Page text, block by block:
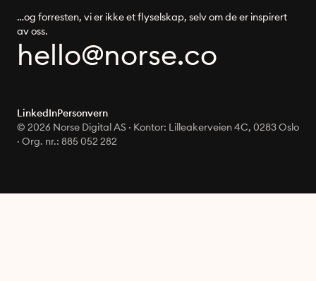
…og forresten, vi er ikke et flyselskap, selv om de er inspirert
av oss.
oc.esron@olleh
© 2026 Norse Digital AS · Kontor: Lilleakerveien 4C, 0283 Oslo
· Org. nr.: 885 052 282
LinkedInPersonvern